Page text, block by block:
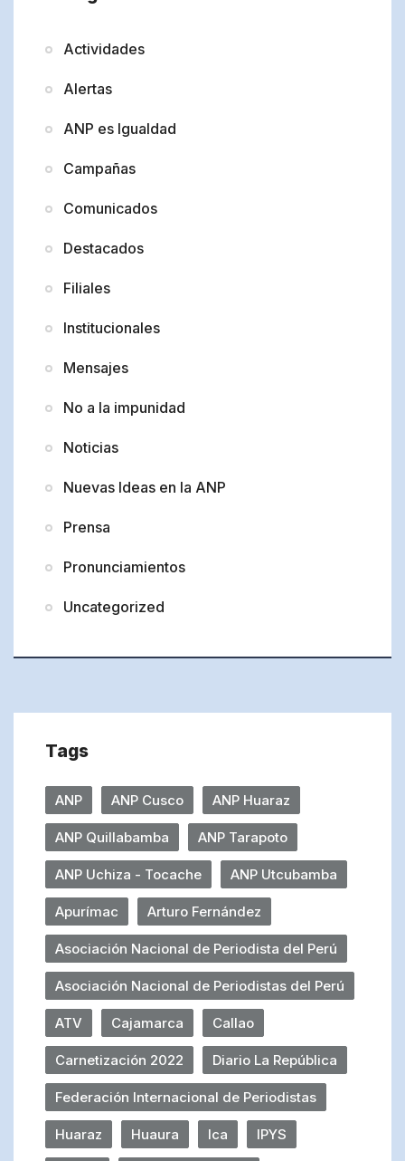
Actividades
Alertas
ANP es Igualdad
Campañas
Comunicados
Destacados
Filiales
Institucionales
Mensajes
No a la impunidad
Noticias
Nuevas Ideas en la ANP
Prensa
Pronunciamientos
Uncategorized
Tags
ANP ANP Cusco ANP Huaraz
ANP Quillabamba ANP Tarapoto
ANP Uchiza - Tocache ANP Utcubamba
Apurímac Arturo Fernández
Asociación Nacional de Periodista del Perú
Asociación Nacional de Periodistas del Perú
ATV Cajamarca Callao
Carnetización 2022 Diario La República
Federación Internacional de Periodistas
Huaraz Huaura Ica IPYS